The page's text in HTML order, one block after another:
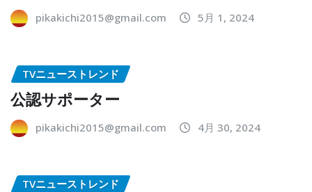
pikakichi2015@gmail.com 5月 1, 2024
TVニューストレンド
公認サポーター
pikakichi2015@gmail.com 4月 30, 2024
TVニューストレンド